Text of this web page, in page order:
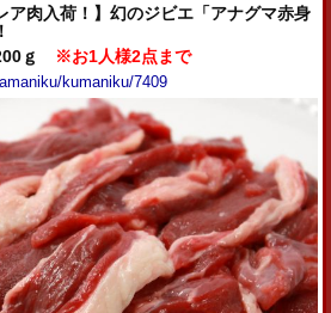
ア肉入荷！】幻のジビエ「アナグマ赤身
ｇ
※お1人様2点まで
kumaniku/7409